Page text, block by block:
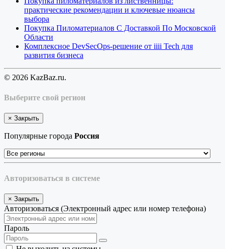
практические рекомендации и ключевые нюансы
выбора
Покупка Пиломатериалов С Доставкой По Московской
Области
Комплексное DevSecOps-решение от iiii Tech для
развития бизнеса
© 2026 KazBaz.ru.
Выберите свой регион
× Закрыть
Популярные города Россия
Авторизоваться в системе
× Закрыть
Авторизоваться (Электронный адрес или номер телефона)
Пароль